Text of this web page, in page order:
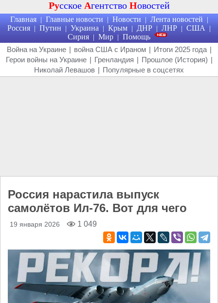
Русское Агентство Новостей
Главная | Главные новости | Новости | Лента новостей |
Россия | Путин | Украина | Крым | ДНР | ЛНР | США |
Сирия | Мир | Помощь
Война на Украине | война США с Ираном | Итоги 2025 года |
Герои войны на Украине | Гренландия | Прошлое (История) |
Николай Левашов | Популярные в соцсетях
Россия нарастила выпуск
самолётов Ил-76. Вот для чего
19 января 2026 1 049